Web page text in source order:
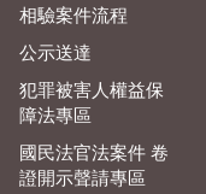
相驗案件流程
公示送達
犯罪被害人權益保
障法專區
國民法官法案件 卷
證開示聲請專區